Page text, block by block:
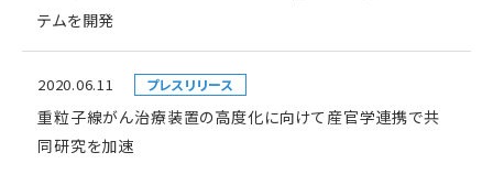
テムを開発
2020.06.11 プレスリリース
重粒子線がん治療装置の高度化に向けて産官学連携で共
同研究を加速